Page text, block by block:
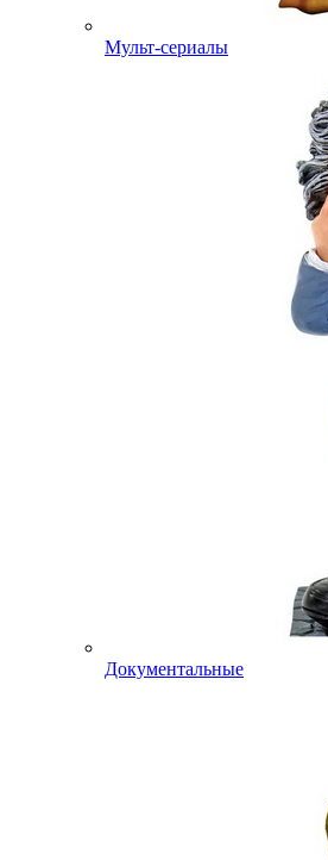
Мульт-сериалы
Документальные